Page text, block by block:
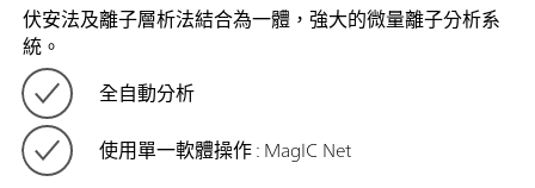
伏安法及離子層析法結合為一體，強大的微量離子分析系
統。
全自動分析
使用單一軟體操作 : MagIC Net